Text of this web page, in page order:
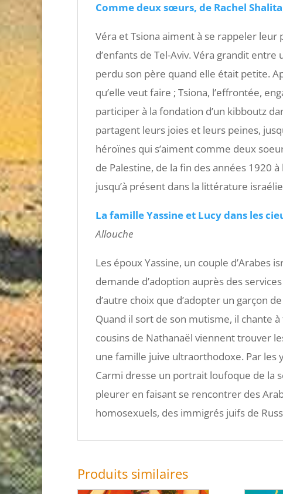
Comme deux sœurs, de Rachel Shalita
Véra et Tsiona aiment à se rappeler
d’enfants de Tel-Aviv. Véra grandit
perdu son père quand elle était petite.
qu’elle veut faire ; Tsiona, l’effrontée,
participer à la fondation d’un kibboutz
partagent leurs joies et leurs peines,
héroïnes qui s’aiment comme deux
de Palestine, de la fin des années 1920
jusqu’à présent dans la littérature
La famille Yassine et Lucy dans les
Allouche
Les époux Yassine, un couple d’Arabes
demande d’adoption auprès des
d’autre choix que d’adopter un garçon
Quand il sort de son mutisme, il chante
cousins de Nathanaël viennent trouver
une famille juive ultraorthodoxe. Par les
Carmi dresse un portrait loufoque de la
pleurer en faisant se rencontrer des
homosexuels, des immigrés juifs de
Produits similaires